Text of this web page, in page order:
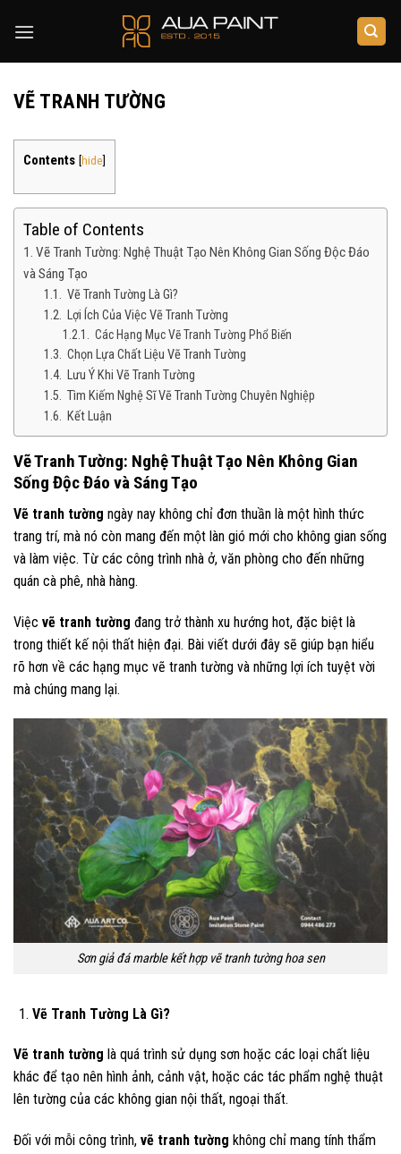
VẼ TRANH TƯỜNG
Contents [hide]
Table of Contents
Vẽ Tranh Tường: Nghệ Thuật Tạo Nên Không Gian Sống Độc Đáo
và Sáng Tạo
Vẽ Tranh Tường Là Gì?
Lợi Ích Của Việc Vẽ Tranh Tường
Các Hạng Mục Vẽ Tranh Tường Phổ Biến
Chọn Lựa Chất Liệu Vẽ Tranh Tường
Lưu Ý Khi Vẽ Tranh Tường
Tìm Kiếm Nghệ Sĩ Vẽ Tranh Tường Chuyên Nghiệp
Kết Luận
Vẽ Tranh Tường: Nghệ Thuật Tạo Nên Không Gian
Sống Độc Đáo và Sáng Tạo
Vẽ tranh tường ngày nay không chỉ đơn thuần là một hình thức
trang trí, mà nó còn mang đến một làn gió mới cho không gian sống
và làm việc. Từ các công trình nhà ở, văn phòng cho đến những
quán cà phê, nhà hàng.
Việc vẽ tranh tường đang trở thành xu hướng hot, đặc biệt là
trong thiết kế nội thất hiện đại. Bài viết dưới đây sẽ giúp bạn hiểu
rõ hơn về các hạng mục vẽ tranh tường và những lợi ích tuyệt vời
mà chúng mang lại.
Sơn giả đá marble kết hợp vẽ tranh tường hoa sen
Vẽ Tranh Tường Là Gì?
Vẽ tranh tường là quá trình sử dụng sơn hoặc các loại chất liệu
khác để tạo nên hình ảnh, cảnh vật, hoặc các tác phẩm nghệ thuật
lên tường của các không gian nội thất, ngoại thất.
Đối với mỗi công trình, vẽ tranh tường không chỉ mang tính thẩm